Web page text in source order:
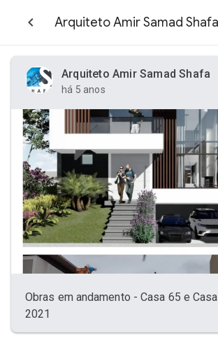
Arquiteto Amir Samad Shafa
Arquiteto Amir Samad Shafa
há 5 anos
Obras em andamento - Casa 65 e
2021